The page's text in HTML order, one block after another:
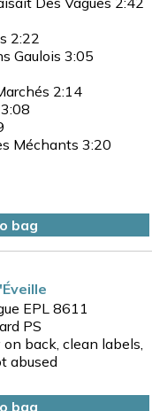
2:22
Gaulois 3:05
2:14
Méchants 3:20
bag
EPL 8611
PS
back, clean labels,
abused
bag